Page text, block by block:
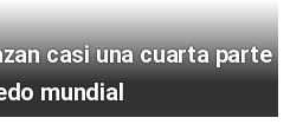
casi una cuarta parte
mundial